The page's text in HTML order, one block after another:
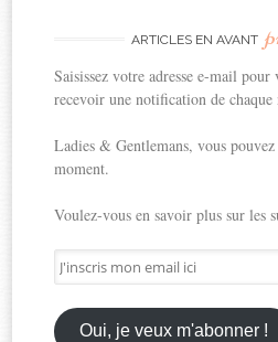
ARTICLES EN AVANT
Saisissez votre adresse e-mail
recevoir une notification de
Ladies & Gentlemans, vous
moment.
Voulez-vous en savoir plus sur les
J'inscris
mon
email
ici
Oui, je veux m'abonner !